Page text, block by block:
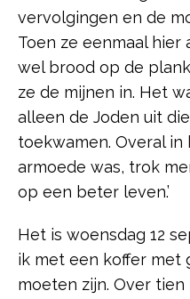
vervolgingen en de
Toen ze eenmaal
wel brood op de
ze de mijnen in. Het
alleen de Joden uit
toekwamen. Overal
armoede was, trok
op een beter leven.’
Het is woensdag 12
ik met een koffer met
moeten zijn. Over